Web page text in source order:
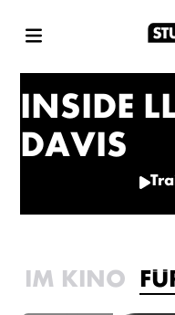
INSIDE
DAVIS
IM KINO